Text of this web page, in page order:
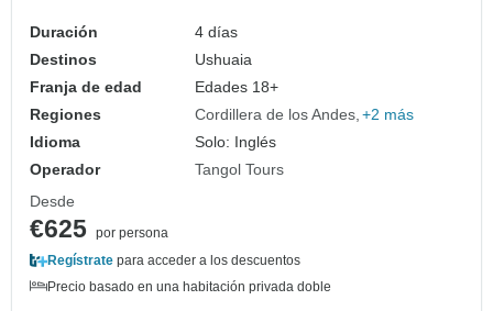
Duración
4 días
Destinos
Ushuaia
Franja de edad
Edades 18+
Regiones
Cordillera de los Andes +2 más
Idioma
Solo: Inglés
Operador
Tangol Tours
Desde
€625 por persona
Regístrate para acceder a los descuentos
Precio basado en una habitación privada doble